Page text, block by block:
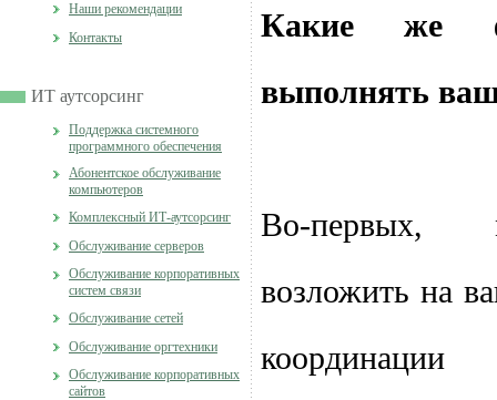
Наши рекомендации
Контакты
ИТ аутсорсинг
Поддержка системного
программного обеспечения
Абонентское обслуживание
компьютеров
Комплексный ИТ-аутсорсинг
Обслуживание серверов
Обслуживание корпоративных
систем связи
Обслуживание сетей
Обслуживание оргтехники
Обслуживание корпоративных
сайтов
Какие же
выполнять
Во-первых,
возложить на